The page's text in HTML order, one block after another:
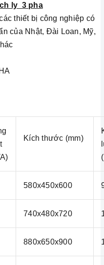
ly 3 pha
thiết bị công nghiệp có
của Nhật, Đài Loan, Mỹ,
Kích thước (mm)
580x450x600
740x480x720
880x650x900